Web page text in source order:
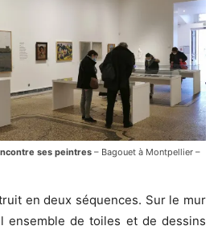
ses peintres – Bagouet à Montpellier –
en deux séquences. Sur le mur
ensemble de toiles et de dessins